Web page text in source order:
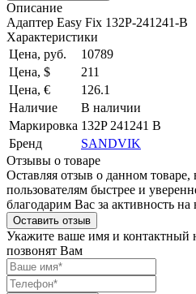
Описание
Адаптер Easy Fix 132P-241241-B
Характеристики
Цена, руб.
10789
Цена, $
211
Цена, €
126.1
Наличие
В наличии
Маркировка 132P 241241 B
Бренд
SANDVIK
Отзывы о товаре
Оставляя отзыв о данном
пользователям быстрее и
благодарим Вас за активность на
Оставить отзыв
Укажите ваше имя и
позвонят Вам